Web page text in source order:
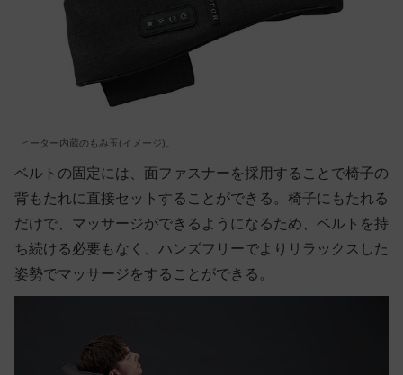
ヒーター内蔵のもみ玉(イメージ)。
ベルトの固定には、面ファスナーを採用することで椅子の
背もたれに直接セットすることができる。椅子にもたれる
だけで、マッサージができるようになるため、ベルトを持
ち続ける必要もなく、ハンズフリーでよりリラックスした
姿勢でマッサージをすることができる。